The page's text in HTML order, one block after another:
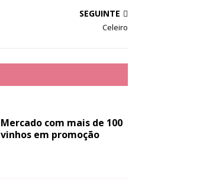
SEGUINTE
Celeiro
Mercado com mais de 100
vinhos em promoção